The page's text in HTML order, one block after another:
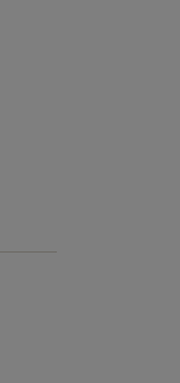
záložce